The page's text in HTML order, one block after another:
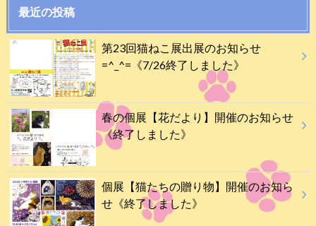
最近の投稿
第23回猫ねこ展出展のお知らせ
=^_^=《7/26終了しました》
春の個展【花だより】開催のお知らせ
《終了しました》
個展【猫たちの贈り物】開催のお知ら
せ《終了しました》